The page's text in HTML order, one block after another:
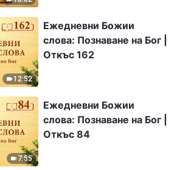
12:52
Ежедневни Божии
слова: Познаване на Бог |
Откъс 162
7:55
Ежедневни Божии
слова: Познаване на Бог |
Откъс 84